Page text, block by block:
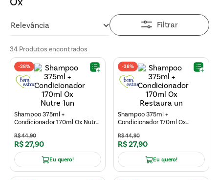
Relevância Filtrar
34 Produtos
-38%
Shampoo 375ml +
Condicionador 170ml Ox Nutre
R$44,90
R$27,90
Eu quero!
-38%
Shampoo 375ml +
Condicionador 170ml Ox
R$44,90
R$27,90
Eu quero!